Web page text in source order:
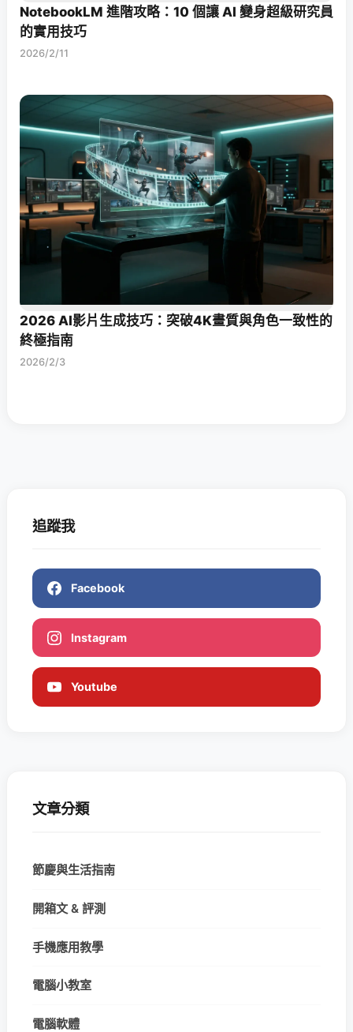
NotebookLM 進階攻略：10 個讓 AI 變身超級研究員
的實用技巧
2026/2/11
2026 AI影片生成技巧：突破4K畫質與角色一致性的
終極指南
2026/2/3
追蹤我
Facebook
Instagram
Youtube
文章分類
節慶與生活指南
開箱文 & 評測
手機應用教學
電腦小教室
電腦軟體